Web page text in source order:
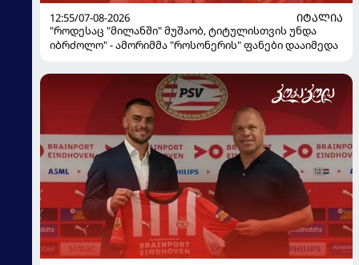
12:55/07-08-2026
ᲘᲢᲐᲚᲘᲐ
"როდესაც "მილანში" მუშაობ, ტიტულისთვის უნდა
იბრძოლო" - ამორიმმა "როსონერის" ფანები დააიმედა